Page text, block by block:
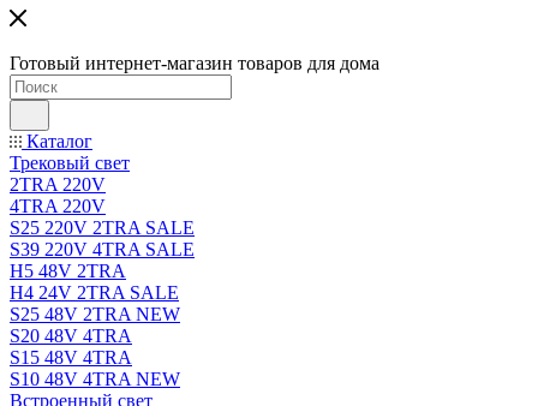
Готовый интернет-магазин товаров для дома
Каталог
Трековый свет
2TRA 220V
4TRA 220V
S25 220V 2TRA SALE
S39 220V 4TRA SALE
H5 48V 2TRA
H4 24V 2TRA SALE
S25 48V 2TRA NEW
S20 48V 4TRA
S15 48V 4TRA
S10 48V 4TRA NEW
Встроенный свет